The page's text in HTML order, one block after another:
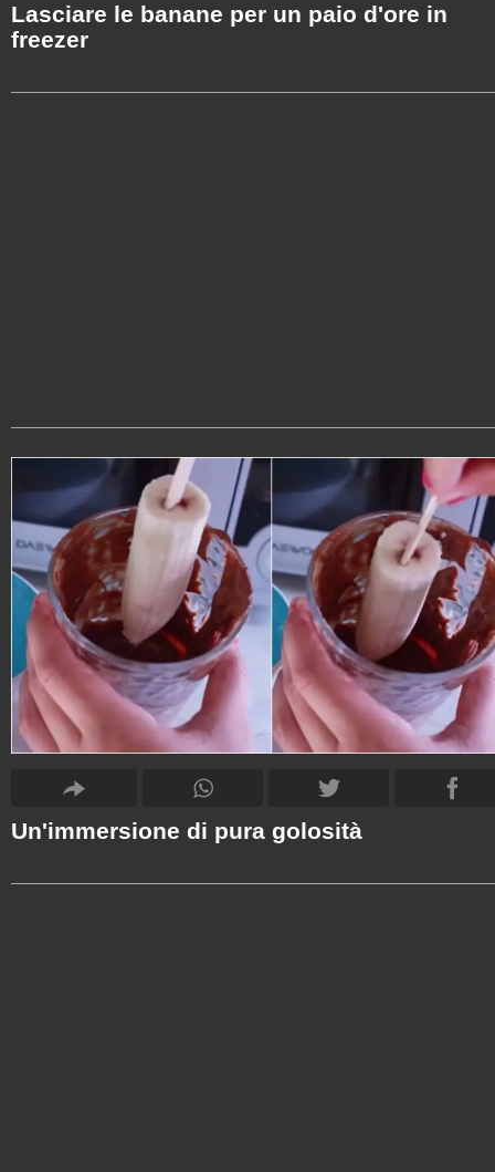
Lasciare le banane per un paio d'ore in
freezer
Un'immersione di pura golosità